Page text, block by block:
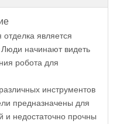
отделка является
начинают видеть
робота для
инструментов
предназначены для
и недостаточно прочны